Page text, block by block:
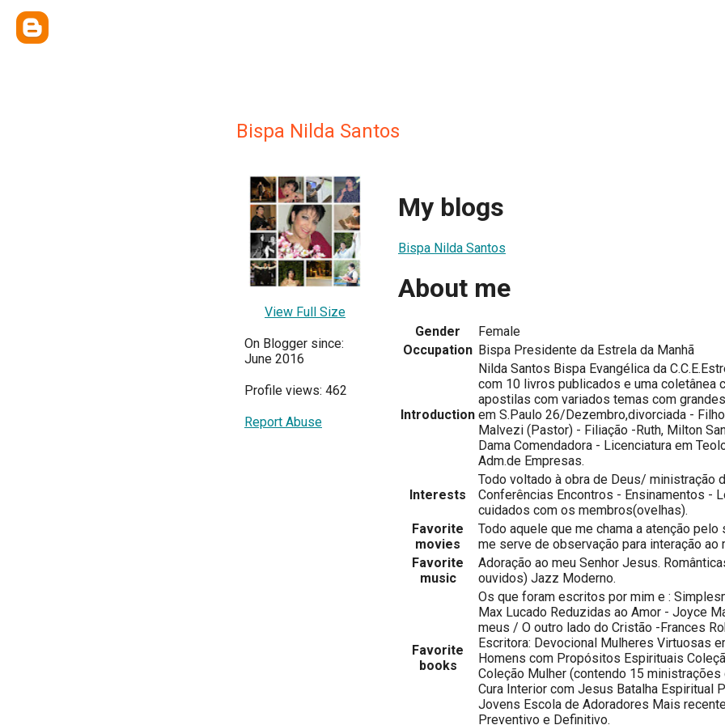
Bispa Nilda Santos
View Full Size
On Blogger since:
June 2016
Profile views: 462
Report Abuse
My blogs
Bispa Nilda Santos
About me
Gender
Female
Occupation Bispa Presidente da Estrela da Manhã
Introduction
Nilda Santos Bispa Evangélica da
com 10 livros publicados e uma coletânea
apostilas com variados temas com
em S.Paulo 26/Dezembro,divorciada -
Malvezi (Pastor) - Filiação -Ruth, Milton
Dama Comendadora - Licenciatura em
Adm.de Empresas.
Interests
Todo voltado à obra de Deus/ ministração
Conferências Encontros - Ensinamentos -
cuidados com os membros(ovelhas).
Favorite
movies
Todo aquele que me chama a atenção
me serve de observação para interação ao
Favorite
music
Adoração ao meu Senhor Jesus.
ouvidos) Jazz Moderno.
Favorite
books
Os que foram escritos por mim e :
Max Lucado Reduzidas ao Amor - Joyce
meus / O outro lado do Cristão -Frances
Escritora: Devocional Mulheres Virtuosas
Homens com Propósitos Espirituais
Coleção Mulher (contendo 15 ministrações
Cura Interior com Jesus Batalha Espiritual
Jovens Escola de Adoradores Mais
Preventivo e Definitivo.